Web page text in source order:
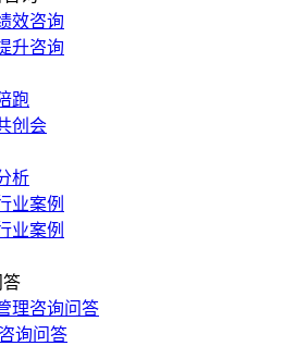
效咨询
升咨询
跑
创会
析
业案例
业案例
答
理咨询问答
询问答